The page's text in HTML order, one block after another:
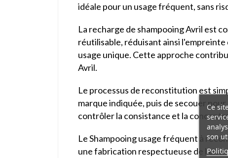
idéale pour un usage fréquent, sans
La recharge de shampooing Avril est
réutilisable, réduisant ainsi
usage unique. Cette approche
Avril.
Le processus de reconstitution est
marque indiquée, puis de secouer
contrôler la consistance et la
Le Shampooing usage fréquent à
une fabrication respectueuse de
Ce
son